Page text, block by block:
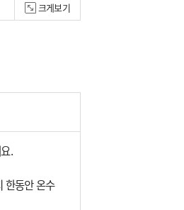
크게보기
.
한동안 온수